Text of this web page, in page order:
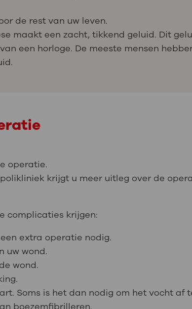
de rest van uw leven.
maakt een zacht, tikkend geluid. Dit
een horloge. De meeste mensen
operatie.
krijgt u meer uitleg over de
complicaties krijgen:
extra operatie nodig.
uw wond.
wond.
Soms is het dan nodig om het vocht af